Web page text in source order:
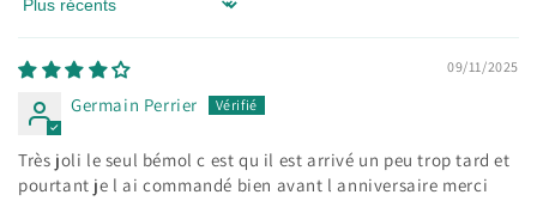
Sort by
09/11/2025
Germain Perrier
Très joli le seul bémol c est qu il est arrivé un peu trop tard et
pourtant je l ai commandé bien avant l anniversaire merci